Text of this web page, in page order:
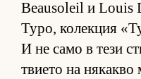
Beausoleil и Louis
Typo, ко­лек­ция
И не само в тези
т­ви­ето на